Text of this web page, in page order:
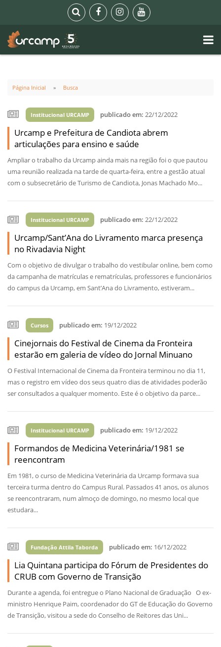
Página Inicial Busca
Institucional URCAMP publicado em: 22/12/2022
Urcamp e Prefeitura de Candiota abrem
articulações para ensino e saúde
Ampliar o trabalho da Urcamp ainda mais na região foi o que pautou
uma reunião realizada na tarde de quarta-feira, entre a gestão atual
com o subsecretário de Turismo de Candiota, Jonas Machado Mo...
Institucional URCAMP publicado em: 22/12/2022
Urcamp/Sant’Ana do Livramento marca presença
no Rivadavia Night
Com o objetivo de divulgar o trabalho do vestibular online, bem como
da campanha de matrículas e rematrículas, professores e funcionários
do campus da Urcamp, em Sant’Ana do Livramento, estiveram...
Cursos publicado em: 19/12/2022
Cinejornais do Festival de Cinema da Fronteira
estarão em galeria de vídeo do Jornal Minuano
O Festival Internacional de Cinema da Fronteira terminou no dia 11,
mas o registro em vídeo dos seus quatro dias de atividades poderão
ser consultados a qualquer momento. Este é o objetivo da parce...
Institucional URCAMP publicado em: 19/12/2022
Formandos de Medicina Veterinária/1981 se
reencontram
Em 1981, o curso de Medicina Veterinária da Urcamp formava sua
terceira turma dentro do Campus Rural. Passados 41 anos, os alunos
se reencontraram, num almoço de domingo, no mesmo local que
estudara...
Fundação Attila Taborda publicado em: 16/12/2022
Lia Quintana participa do Fórum de Presidentes do
CRUB com Governo de Transição
Durante a agenda, foi entregue o Plano Nacional de Graduação O ex-
ministro Henrique Paim, coordenador do GT de Educação do Governo
de Transição, visitou a sede do Conselho de Reitores das Uni...